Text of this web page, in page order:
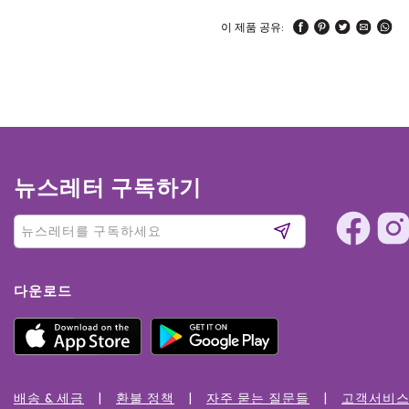
이 제품 공유:
뉴스레터 구독하기
다운로드
배송 & 세금 환불 정책 자주 묻는 질문들 고객서비